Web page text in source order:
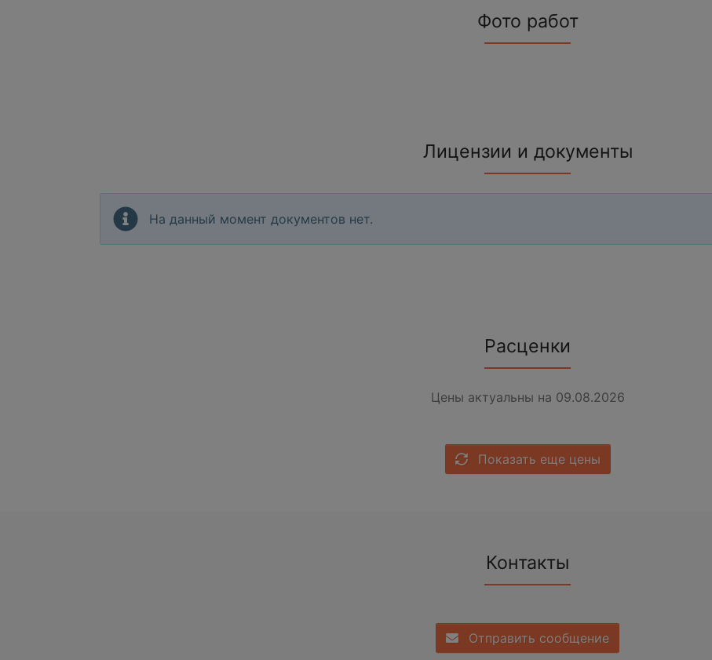
Фото работ
Лицензии и документы
На данный момент документов нет.
Расценки
Цены актуальны на 09.08.2026
Показать еще цены
Контакты
Отправить сообщение